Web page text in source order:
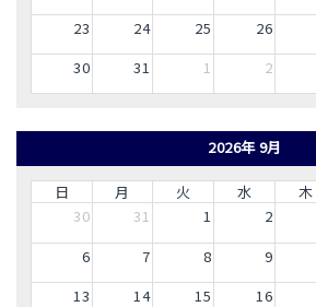
23
24 25 26
30
31 1 2
2026年 9月
日 月 火 水 木
30
31 1 2
6
7 8 9
13
14 15 16